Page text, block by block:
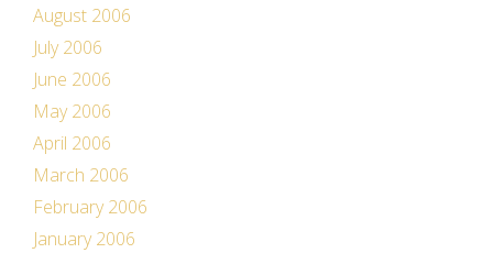
August 2006
July 2006
June 2006
May 2006
April 2006
March 2006
February 2006
January 2006